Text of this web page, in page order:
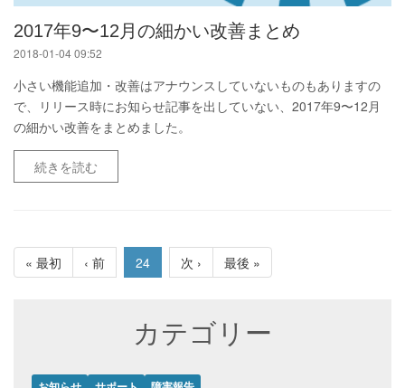
2017年9〜12月の細かい改善まとめ
2018-01-04 09:52
小さい機能追加・改善はアナウンスしていないものもありますの
で、リリース時にお知らせ記事を出していない、2017年9〜12月
の細かい改善をまとめました。
続きを読む
« 最初 ‹ 前 24 次 › 最後 »
カテゴリー